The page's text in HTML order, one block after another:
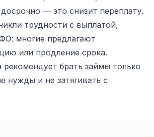
— это снизит переплату.
трудности с выплатой,
многие предлагают
или продление срока.
рекомендует брать займы только
нужды и не затягивать с